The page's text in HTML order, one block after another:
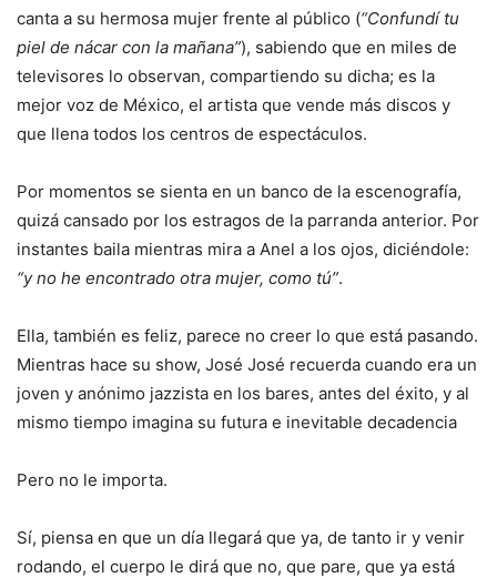
canta a su hermosa mujer frente al público (“Confundí tu
piel de nácar con la mañana”), sabiendo que en miles de
televisores lo observan, compartiendo su dicha; es la
mejor voz de México, el artista que vende más discos y
que llena todos los centros de espectáculos.
Por momentos se sienta en un banco de la escenografía,
quizá cansado por los estragos de la parranda anterior. Por
instantes baila mientras mira a Anel a los ojos, diciéndole:
“y no he encontrado otra mujer, como tú”.
Ella, también es feliz, parece no creer lo que está pasando.
Mientras hace su show, José José recuerda cuando era un
joven y anónimo jazzista en los bares, antes del éxito, y al
mismo tiempo imagina su futura e inevitable decadencia
Pero no le importa.
Sí, piensa en que un día llegará que ya, de tanto ir y venir
rodando, el cuerpo le dirá que no, que pare, que ya está